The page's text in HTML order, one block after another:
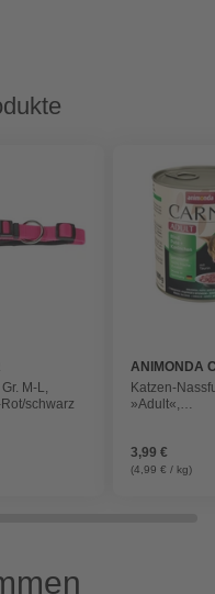
M-L,
schwarz
ANIMONDA
Katzen-
»Adult«,
3,99 €
(4,99 € / kg)